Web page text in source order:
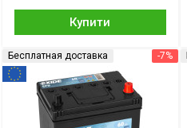
Купити
-7%
Бесплатная доставка